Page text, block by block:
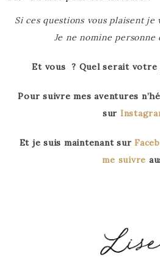
Si ces questions vous plaisent
Je ne nomine
Et vous ? Quel serait votre
Pour suivre mes aventures
sur
Et je suis maintenant sur
me suivre